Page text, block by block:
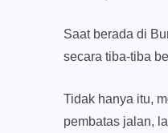
Saat berada di
secara tiba-tiba
Tidak hanya itu,
pembatas jalan,